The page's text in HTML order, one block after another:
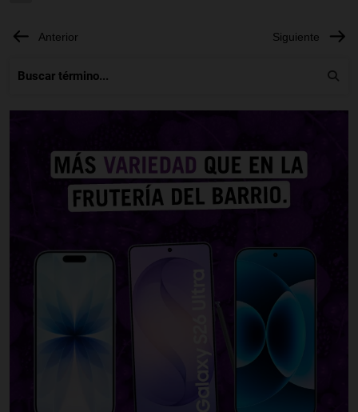
Anterior Siguiente